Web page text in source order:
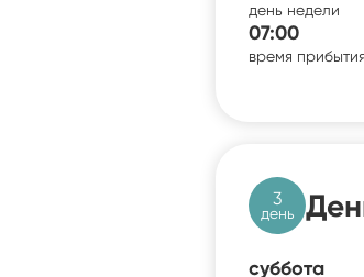
день недели
07:00
время прибытия
3
день
суббота